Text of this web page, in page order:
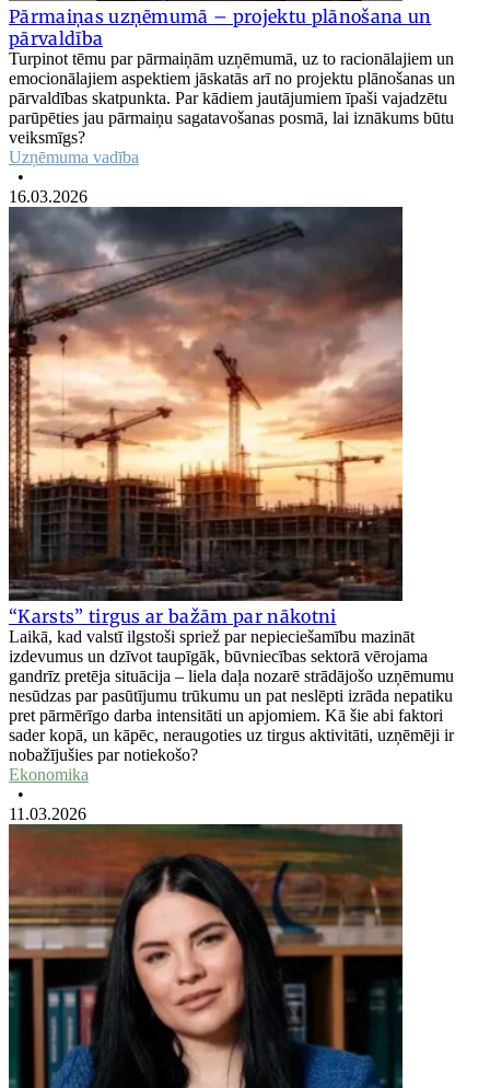
Pārmaiņas uzņēmumā – projektu plānošana un
pārvaldība
Turpinot tēmu par pārmaiņām uzņēmumā, uz to racionālajiem un
emocionālajiem aspektiem jāskatās arī no projektu plānošanas un
pārvaldības skatpunkta. Par kādiem jautājumiem īpaši vajadzētu
parūpēties jau pārmaiņu sagatavošanas posmā, lai iznākums būtu
veiksmīgs?
Uzņēmuma vadība
•
16.03.2026
“Karsts” tirgus ar bažām par nākotni
Laikā, kad valstī ilgstoši spriež par nepieciešamību mazināt
izdevumus un dzīvot taupīgāk, būvniecības sektorā vērojama
gandrīz pretēja situācija – liela daļa nozarē strādājošo uzņēmumu
nesūdzas par pasūtījumu trūkumu un pat neslēpti izrāda nepatiku
pret pārmērīgo darba intensitāti un apjomiem. Kā šie abi faktori
sader kopā, un kāpēc, neraugoties uz tirgus aktivitāti, uzņēmēji ir
nobažījušies par notiekošo?
Ekonomika
•
11.03.2026